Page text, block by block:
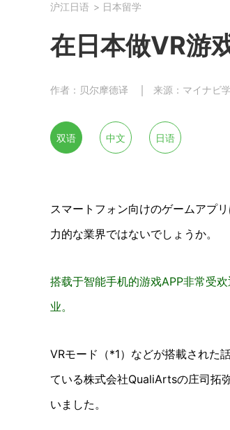
沪江日语 > 日本留学
在日本做VR游
作者：贝尔摩德译 来源：マイナビ
双语 中文 日语
スマートフォン向けのゲームアプ
力的な業界ではないでしょうか。
搭载于智能手机的游戏APP非常受
业。
VRモード（*1）などが搭載された
ている株式会社QualiArtsの庄司拓
いました。